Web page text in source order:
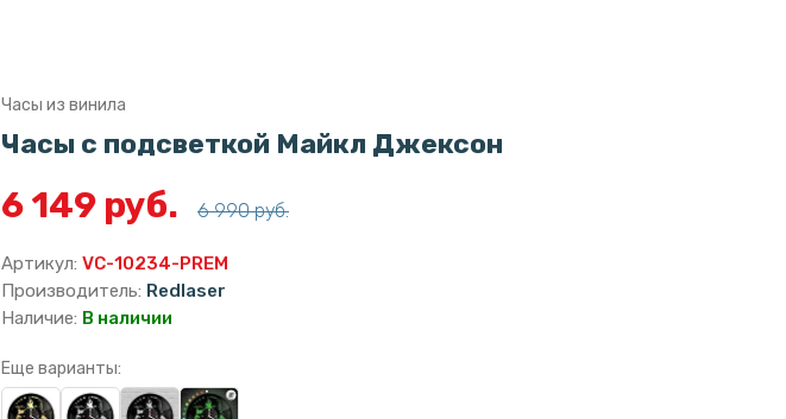
Часы из винила
Часы с подсветкой Майкл Джексон
6 149 руб. 6 990 руб.
Артикул: VC-10234-PREM
Производитель: Redlaser
Наличие: В наличии
Еще варианты: